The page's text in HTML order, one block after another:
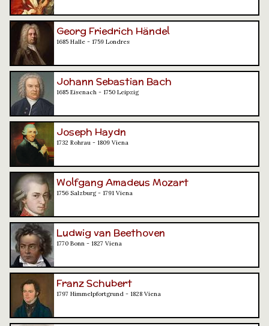
Georg Friedrich Händel
1685 Halle - 1759 Londres
Johann Sebastian Bach
1685 Eisenach - 1750 Leipzig
Joseph Haydn
1732 Rohrau - 1809 Viena
Wolfgang Amadeus Mozart
1756 Salzburg - 1791 Viena
Ludwig van Beethoven
1770 Bonn - 1827 Viena
Franz Schubert
1797 Himmelpfortgrund - 1828 Viena